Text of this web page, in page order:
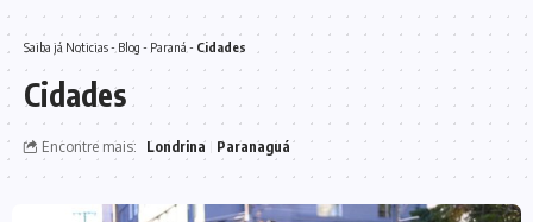
Saiba já Noticias- Blog - Paraná - Cidades
Cidades
Encontre mais: Londrina Paranaguá